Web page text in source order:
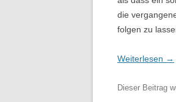
die
folgen zu
Weiterlesen →
Dieser Beitrag